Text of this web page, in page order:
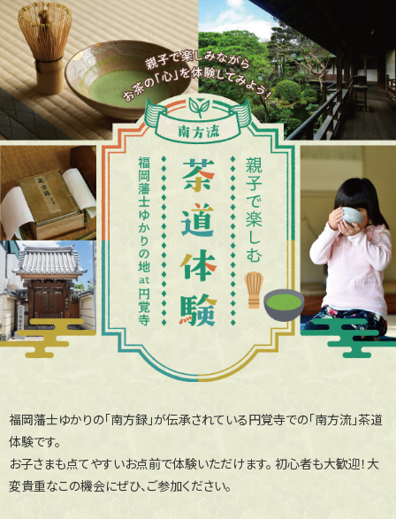
福岡藩士ゆかりの「南方録」が伝承されている円覚寺での「南方流」茶道
体験です。
お子さまも点てやすいお点前で体験いただけます。 初心者も大歓迎！大
変貴重なこの機会にぜひ、ご参加ください。